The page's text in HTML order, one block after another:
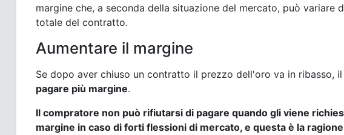
margine che, a seconda della situazione del mercato, può variare
totale del contratto.
Aumentare il margine
Se dopo aver chiuso un contratto il prezzo dell'oro va in ribasso,
pagare più margine.
Il compratore non può rifiutarsi di pagare quando gli viene
margine in caso di forti flessioni di mercato, e questa è la